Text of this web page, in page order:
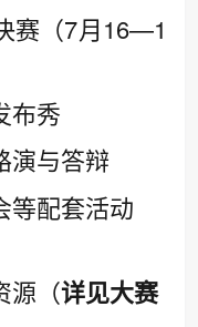
赛（7月16—1
布秀
演与答辩
等配套活动
源（详见大赛